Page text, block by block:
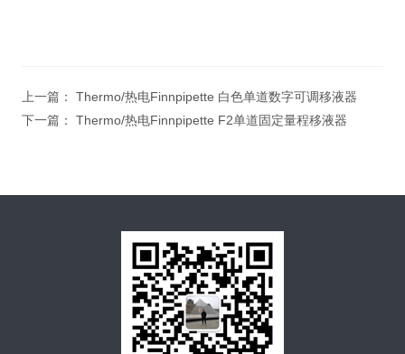
上一篇： Thermo/热电Finnpipette 白色单道数字可调移液器
下一篇： Thermo/热电Finnpipette F2单道固定量程移液器